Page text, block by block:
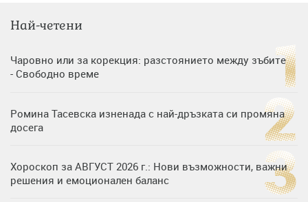
Най-четени
Чаровно или за корекция: разстоянието между зъбите
- Свободно време
Ромина Тасевска изненада с най-дръзката си промяна
досега
Хороскоп за АВГУСТ 2026 г.: Нови възможности, важни
решения и емоционален баланс